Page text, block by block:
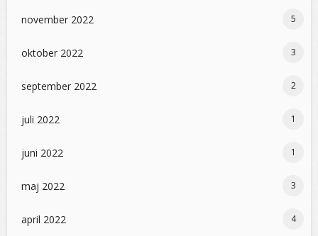
november 2022 5
oktober 2022 3
september 2022 2
juli 2022 1
juni 2022 1
maj 2022 3
april 2022 4